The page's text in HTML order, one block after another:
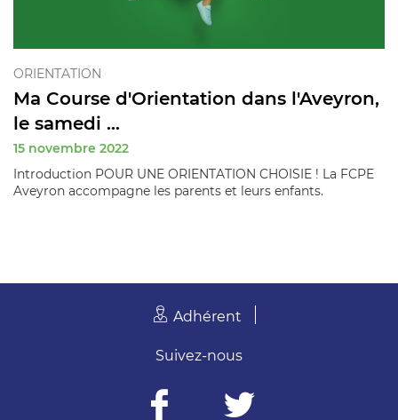
ORIENTATION
Ma Course d'Orientation dans l'Aveyron,
le samedi ...
15 novembre 2022
Introduction POUR UNE ORIENTATION CHOISIE ! La FCPE
Aveyron accompagne les parents et leurs enfants.
Adhérent
Suivez-nous